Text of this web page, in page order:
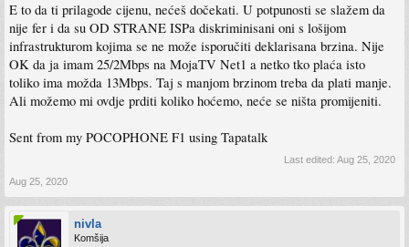
E to da ti prilagode cijenu, nećeš dočekati. U potpunosti se slažem da
nije fer i da su OD STRANE ISPa diskriminisani oni s lošijom
infrastrukturom kojima se ne može isporučiti deklarisana brzina. Nije
OK da ja imam 25/2Mbps na MojaTV Net1 a netko tko plaća isto
toliko ima možda 13Mbps. Taj s manjom brzinom treba da plati manje.
Ali možemo mi ovdje prditi koliko hoćemo, neće se ništa promijeniti.
Sent from my POCOPHONE F1 using Tapatalk
Last edited: Aug 25, 2020
Aug 25, 2020
nivla
Komšija